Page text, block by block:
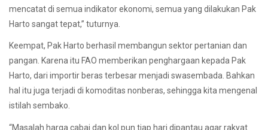
mencatat di semua indikator ekonomi, semua yang dilakukan Pak
Harto sangat tepat,” tuturnya.
Keempat, Pak Harto berhasil membangun sektor pertanian dan
pangan. Karena itu FAO memberikan penghargaan kepada Pak
Harto, dari importir beras terbesar menjadi swasembada. Bahkan
hal itu juga terjadi di komoditas nonberas, sehingga kita mengenal
istilah sembako.
“Masalah harga cabai dan kol pun tiap hari dipantau agar rakyat